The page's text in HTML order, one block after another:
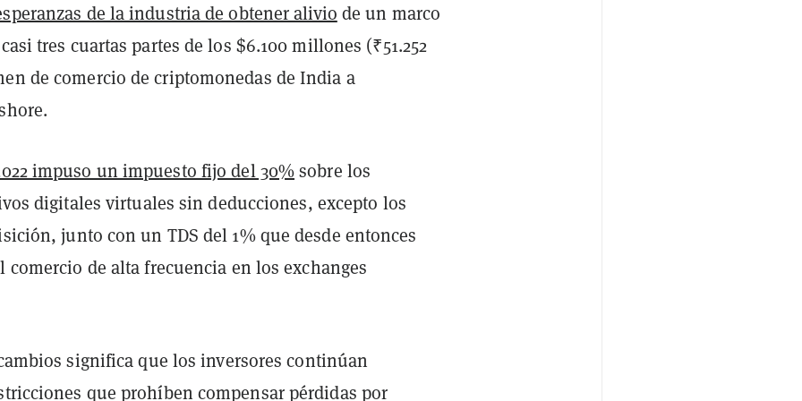
de la industria de obtener alivio de un marco
tres cuartas partes de los $6.100 millones (₹51.252
de comercio de criptomonedas de India a
impuso un impuesto fijo del 30%sobre los
digitales virtuales sin deducciones, excepto los
junto con un TDS del 1% que desde entonces
comercio de alta frecuencia en los exchanges
significa que los inversores continúan
que prohíben compensar pérdidas por